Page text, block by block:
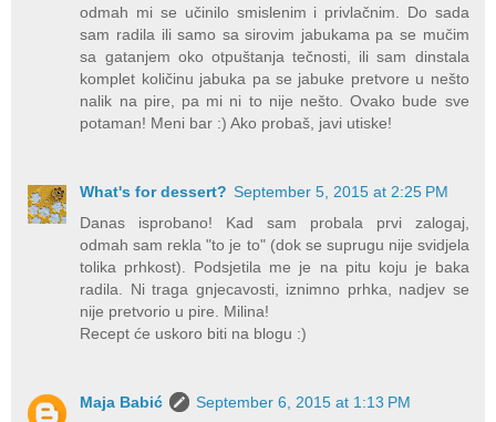
odmah mi se učinilo smislenim i privlačnim. Do sada
sam radila ili samo sa sirovim jabukama pa se mučim
sa gatanjem oko otpuštanja tečnosti, ili sam dinstala
komplet količinu jabuka pa se jabuke pretvore u nešto
nalik na pire, pa mi ni to nije nešto. Ovako bude sve
potaman! Meni bar :) Ako probaš, javi utiske!
What's for dessert? September 5, 2015 at 2:25 PM
Danas isprobano! Kad sam probala prvi zalogaj,
odmah sam rekla "to je to" (dok se suprugu nije svidjela
tolika prhkost). Podsjetila me je na pitu koju je baka
radila. Ni traga gnjecavosti, iznimno prhka, nadjev se
nije pretvorio u pire. Milina!
Recept će uskoro biti na blogu :)
Maja Babić
September 6, 2015 at 1:13 PM